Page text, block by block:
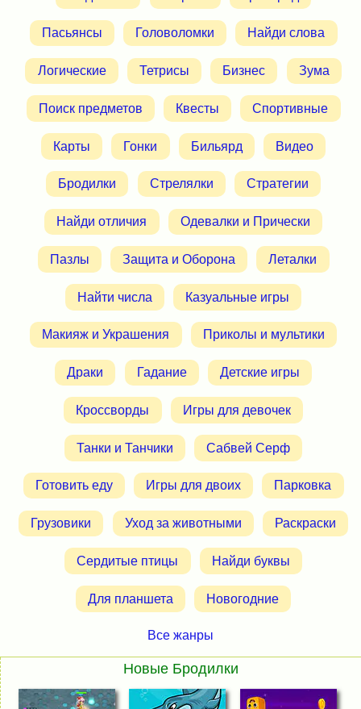
Пасьянсы Головоломки Найди слова
Логические Тетрисы Бизнес Зума
Поиск предметов Квесты Спортивные
Карты Гонки Бильярд Видео
Бродилки Стрелялки Стратегии
Найди отличия Одевалки и Прически
Пазлы Защита и Оборона Леталки
Найти числа Казуальные игры
Макияж и Украшения Приколы и мультики
Драки Гадание Детские игры
Кроссворды Игры для девочек
Танки и Танчики Сабвей Серф
Готовить еду Игры для двоих Парковка
Грузовики Уход за животными Раскраски
Сердитые птицы Найди буквы
Для планшета Новогодние
Все жанры
Новые Бродилки